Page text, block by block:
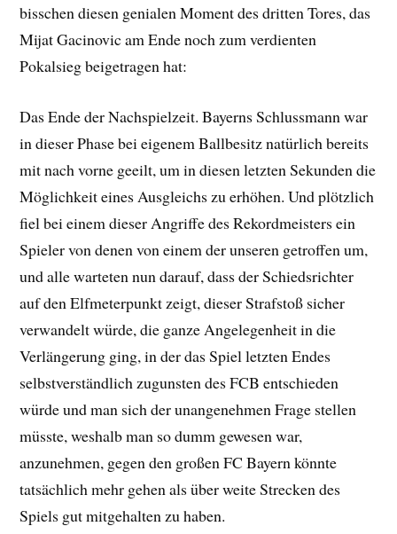
bisschen diesen genialen Moment des dritten Tores, das
Mijat Gacinovic am Ende noch zum verdienten
Pokalsieg beigetragen hat:
Das Ende der Nachspielzeit. Bayerns Schlussmann war
in dieser Phase bei eigenem Ballbesitz natürlich bereits
mit nach vorne geeilt, um in diesen letzten Sekunden die
Möglichkeit eines Ausgleichs zu erhöhen. Und plötzlich
fiel bei einem dieser Angriffe des Rekordmeisters ein
Spieler von denen von einem der unseren getroffen um,
und alle warteten nun darauf, dass der Schiedsrichter
auf den Elfmeterpunkt zeigt, dieser Strafstoß sicher
verwandelt würde, die ganze Angelegenheit in die
Verlängerung ging, in der das Spiel letzten Endes
selbstverständlich zugunsten des FCB entschieden
würde und man sich der unangenehmen Frage stellen
müsste, weshalb man so dumm gewesen war,
anzunehmen, gegen den großen FC Bayern könnte
tatsächlich mehr gehen als über weite Strecken des
Spiels gut mitgehalten zu haben.